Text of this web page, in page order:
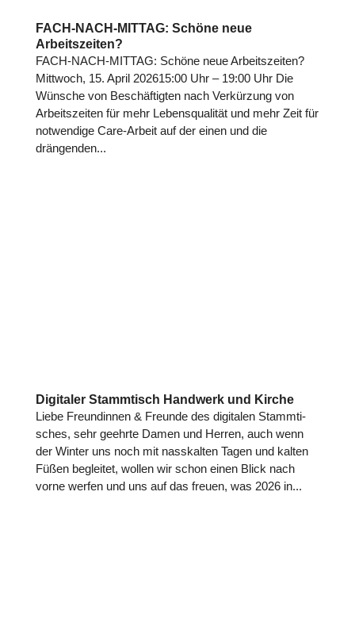
FACH-NACH-MITTAG: Schöne neue
Arbeitszeiten?
FACH-NACH-MITTAG: Schöne neue Arbeitszeiten?
Mittwoch, 15. April 202615:00 Uhr – 19:00 Uhr Die
Wünsche von Beschäftigten nach Verkürzung von
Arbeitszeiten für mehr Lebensqualität und mehr Zeit für
notwendige Care-Arbeit auf der einen und die
drängenden...
Digitaler Stammtisch Handwerk und Kirche
Liebe Freun­din­nen & Freunde des digi­ta­len Stamm­ti­
sches, sehr geehrte Damen und Herren, auch wenn
der Winter uns noch mit nass­kal­ten Tagen und kalten
Füßen beglei­tet, wollen wir schon einen Blick nach
vorne werfen und uns auf das freuen, was 2026 in...